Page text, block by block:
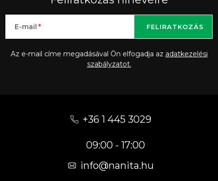
E-mail
Az e-mail címe megadásával Ön elfogadja az adatkezelési
szabályzatot.
FELIRATKOZÁS
+36 1 445 3029
09:00 - 17:00
info@nanita.hu